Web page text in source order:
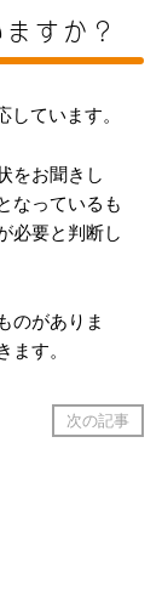
すか？
ています。
をお聞きし
なっているも
必要と判断し
のがありま
ます。
次の記事